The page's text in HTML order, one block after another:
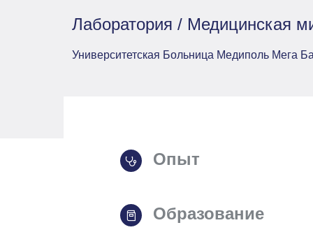
Лаборатория / Медицинская
Университетская Больница Медиполь Мега
Опыт
Образование